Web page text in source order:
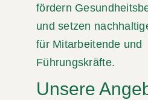
fördern
und setzen
für Mitarbeitende und
Führungskräfte.
Unsere